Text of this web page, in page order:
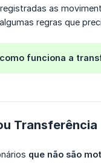
registradas as
regras que
como funciona a
Transferência
que não são